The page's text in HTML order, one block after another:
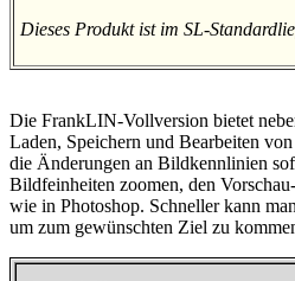
Dieses Produkt ist im SL-
Die FrankLIN-Vollversion bietet
Laden, Speichern und Bearbeiten
die Änderungen an Bildkennlinien
Bildfeinheiten zoomen, den
wie in Photoshop. Schneller kann
um zum gewünschten Ziel zu